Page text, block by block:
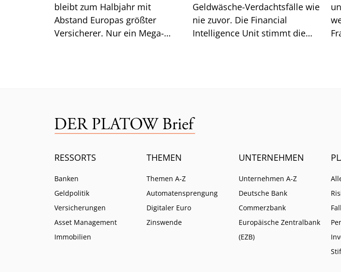
bleibt zum Halbjahr mit
Abstand Europas größter
Versicherer. Nur ein Mega-
Geldwäsche-Verdachtsfälle wie
nie zuvor. Die Financial
Intelligence Unit stimmt die
RESSORTS
Banken
Geldpolitik
Versicherungen
Asset Management
Immobilien
THEMEN
Themen A-Z
Automatensprengung
Digitaler Euro
Zinswende
UNTERNEHMEN
Unternehmen A-Z
Deutsche Bank
Commerzbank
Europäische Zentralbank
(EZB)